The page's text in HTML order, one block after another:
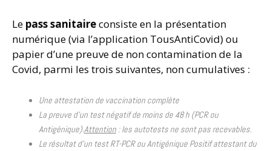
Le pass sanitaireconsiste en la présentation
numérique (via l’application TousAntiCovid) ou
papier d’une preuve de non contamination de la
Covid, parmi les trois suivantes, non cumulatives :
Une attestation de vaccination complète
La preuve d’un test négatif de moins de 48 h (PCR ou
Antigénique).Attention: les autotests ne sont pas recevables.
Le résultat d’un test RT-PCR ou Antigénique Positif attestant du